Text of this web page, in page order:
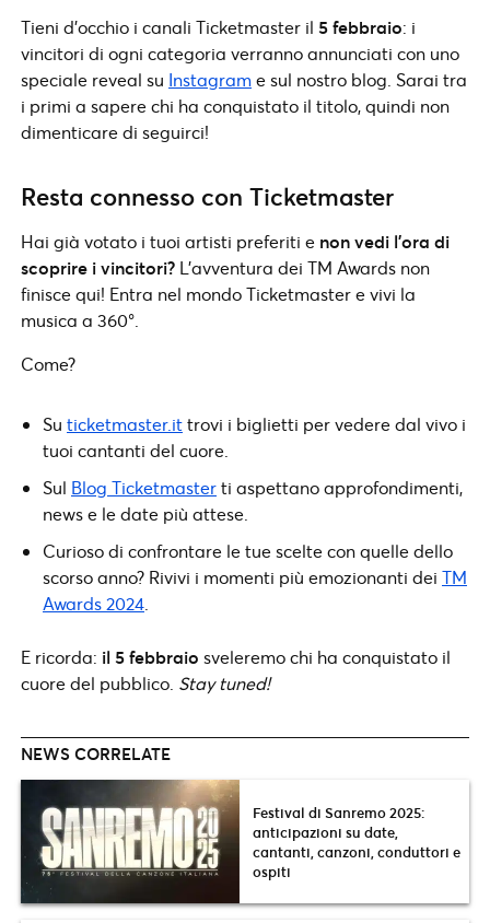
Tieni d’occhio i canali Ticketmaster il 5 febbraio: i
vincitori di ogni categoria verranno annunciati con uno
speciale reveal su Instagrame sul nostro blog. Sarai tra
i primi a sapere chi ha conquistato il titolo, quindi non
dimenticare di seguirci!
Resta connesso con Ticketmaster
Hai già votato i tuoi artisti preferiti e non vedi l’ora di
scoprire i vincitori? L’avventura dei TM Awards non
finisce qui! Entra nel mondo Ticketmaster e vivi la
musica a 360°.
Come?
Su ticketmaster.ittrovi i biglietti per vedere dal vivo i
tuoi cantanti del cuore.
Sul Blog Ticketmasterti aspettano approfondimenti,
news e le date più attese.
Curioso di confrontare le tue scelte con quelle dello
scorso anno? Rivivi i momenti più emozionanti dei TM
Awards 2024.
E ricorda: il 5 febbraio sveleremo chi ha conquistato il
cuore del pubblico. Stay tuned!
NEWS CORRELATE
Festival di Sanremo 2025:
anticipazioni su date,
cantanti, canzoni, conduttori e
ospiti